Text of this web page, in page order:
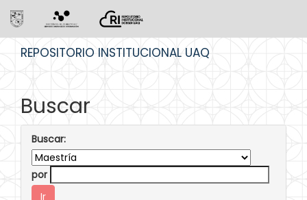
REPOSITORIO INSTITUCIONAL UAQ
Buscar
Buscar:
por